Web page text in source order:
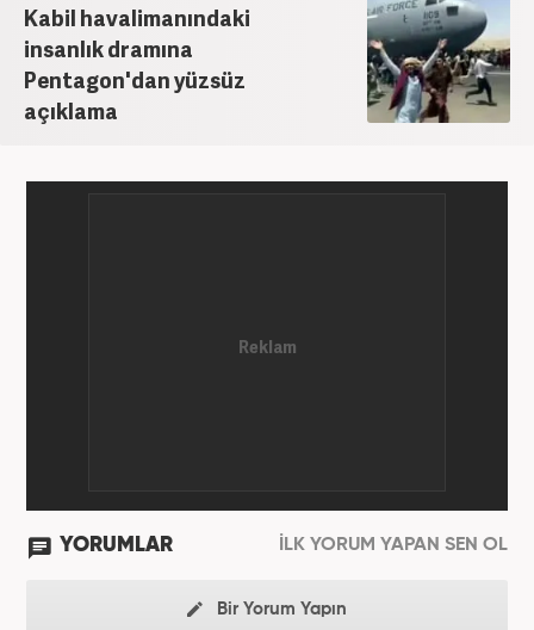
Kabil havalimanındaki
insanlık dramına
Pentagon'dan yüzsüz
açıklama
YORUMLAR İLK YORUM YAPAN SEN OL
Bir Yorum Yapın